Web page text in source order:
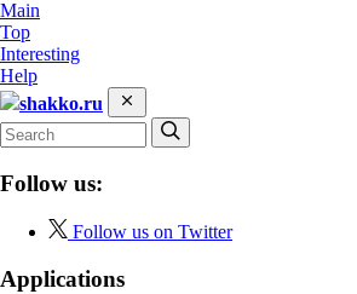
Main
Top
Interesting
Help
shakko.ru
Follow us:
Follow us on Twitter
Applications